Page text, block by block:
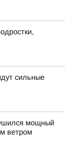
сильные
мощный
ветром